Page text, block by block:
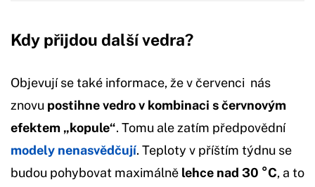
Kdy přijdou další vedra?
Objevují se také informace, že v červenci nás
znovu postihne vedro v kombinaci s červnovým
efektem „kopule“. Tomu ale zatím předpovědní
modely nenasvědčují. Teploty v příštím týdnu se
budou pohybovat maximálně lehce nad 30 °C, a to